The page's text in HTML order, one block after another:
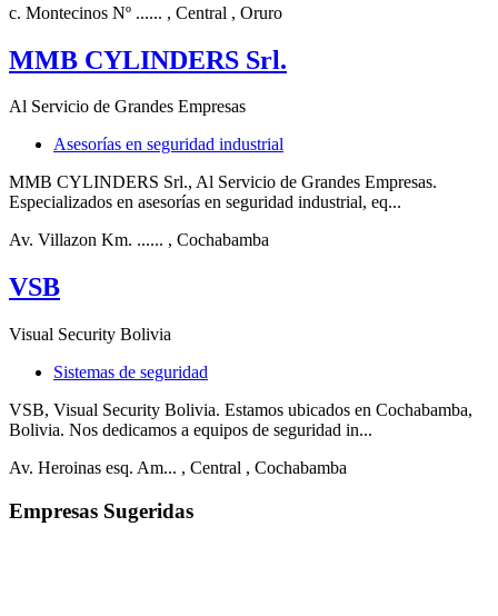
c. Montecinos Nº ...... , Central , Oruro
MMB CYLINDERS Srl.
Al Servicio de Grandes Empresas
Asesorías en seguridad industrial
MMB CYLINDERS Srl., Al Servicio de Grandes Empresas.
Especializados en asesorías en seguridad industrial, eq...
Av. Villazon Km. ...... , Cochabamba
VSB
Visual Security Bolivia
Sistemas de seguridad
VSB, Visual Security Bolivia. Estamos ubicados en Cochabamba,
Bolivia. Nos dedicamos a equipos de seguridad in...
Av. Heroinas esq. Am... , Central , Cochabamba
Empresas Sugeridas